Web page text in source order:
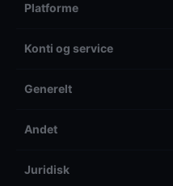
Platforme
Konti og service
Generelt
Andet
Juridisk